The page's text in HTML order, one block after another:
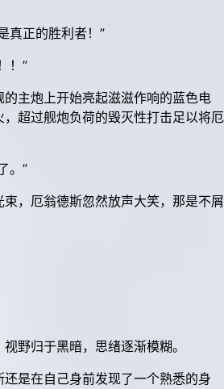
真正的胜利者！”
！”
主炮上开始亮起滋滋作响的蓝色电
超过舰炮负荷的毁灭性打击足以将厄
。”
，厄翁德斯忽然放声大笑，那是不屑
野归于黑暗，思绪逐渐模糊。
是在自己身前发现了一个熟悉的身